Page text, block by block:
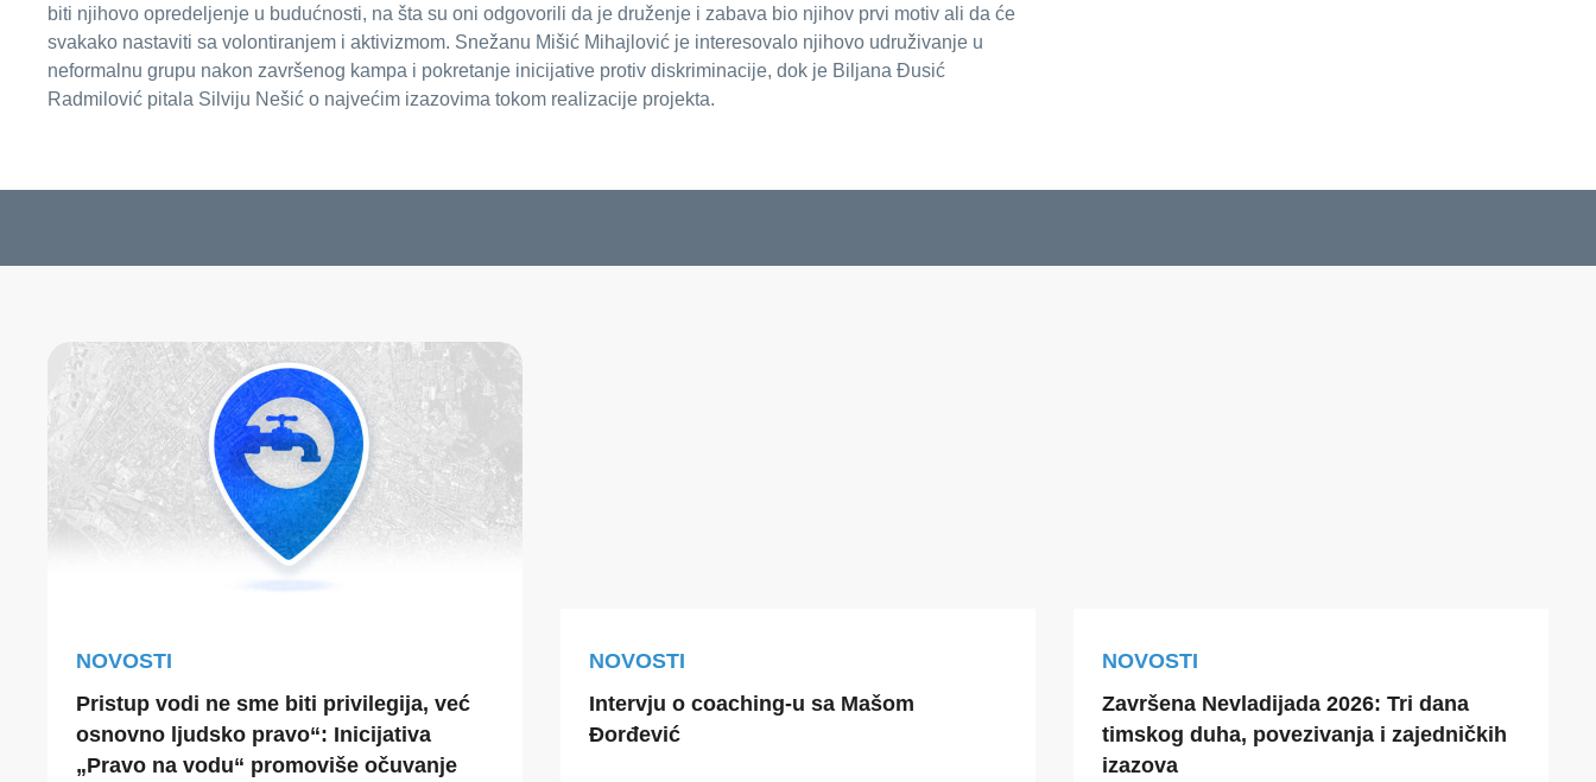
biti njihovo opredeljenje u budućnosti, na šta su oni odgovorili da je druženje i zabava bio njihov prvi motiv ali da će
svakako nastaviti sa volontiranjem i aktivizmom. Snežanu Mišić Mihajlović je interesovalo njihovo udruživanje u
neformalnu grupu nakon završenog kampa i pokretanje inicijative protiv diskriminacije, dok je Biljana Đusić
Radmilović pitala Silviju Nešić o najvećim izazovima tokom realizacije projekta.
NOVOSTI
Pristup vodi ne sme biti privilegija, već
osnovno ljudsko pravo“: Inicijativa
„Pravo na vodu“ promoviše očuvanje
NOVOSTI
Intervju o coaching-u sa Mašom
Đorđević
NOVOSTI
Završena Nevladijada 2026: Tri dana
timskog duha, povezivanja i zajedničkih
izazova